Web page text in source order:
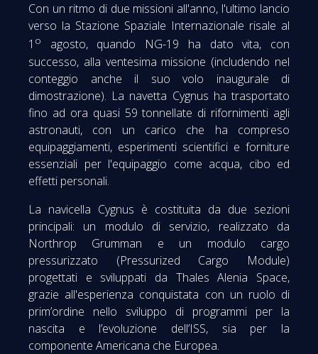
Con un ritmo di due missioni all'anno, l'ultimo lancio
verso la Stazione Spaziale Internazionale risale al
1 o
agosto, quando NG-19 ha dato vita, con
successo, alla ventesima missione (includendo nel
conteggio anche il suo volo inaugurale di
dimostrazione). La navetta Cygnus ha trasportato
fino ad ora quasi 59 tonnellate di rifornimenti agli
astronauti, con un carico che ha compreso
equipaggiamenti, esperimenti scientifici e forniture
essenziali per l'equipaggio come acqua, cibo ed
effetti personali.
La navicella Cygnus è costituita da due sezioni
principali: un modulo di servizio, realizzato da
Northrop Grumman e un modulo cargo
pressurizzato (Pressurized Cargo Module)
progettati e sviluppati da Thales Alenia Space,
grazie all'esperienza conquistata con un ruolo di
prim’ordine nello sviluppo di programmi per la
nascita e l’evoluzione dell’ISS, sia per la
componente Americana che Europea.